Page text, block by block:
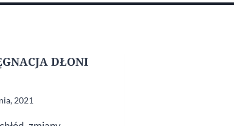
DŁONI
2021